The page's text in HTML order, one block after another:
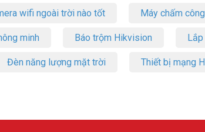
wifi ngoài trời nào tốt Máy chấm
minh Báo trộm Hikvision
Đèn năng lượng mặt trời Thiết bị mạng